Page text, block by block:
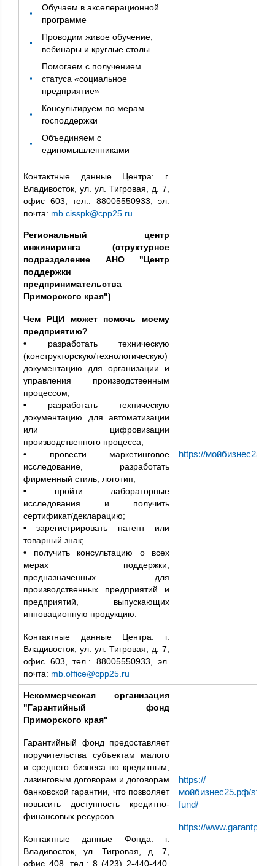
Обучаем в акселерационной
программе
Проводим живое обучение,
вебинары и круглые столы
Помогаем с получением
статуса «социальное
предприятие»
Консультируем по мерам
господдержки
Объединяем с
единомышленниками
Контактные данные Центра: г.
Владивосток, ул. ул. Тигровая, д. 7,
офис 603, тел.: 88005550933, эл.
почта: mb.cisspk@cpp25.ru
Региональный центр
инжиниринга (структурное
подразделение АНО "Центр
поддержки
предпринимательства
Приморского края")
Чем РЦИ может помочь моему
предприятию?
• разработать техническую
(конструкторскую/технологическую)
документацию для организации и
управления производственным
процессом;
• разработать техническую
документацию для автоматизации
или цифровизации
производственного процесса;
• провести маркетинговое
исследование, разработать
фирменный стиль, логотип;
• пройти лабораторные
исследования и получить
сертификат/декларацию;
• зарегистрировать патент или
товарный знак;
• получить консультацию о всех
мерах поддержки,
предназначенных для
производственных предприятий и
предприятий, выпускающих
инновационную продукцию.
Контактные данные Центра: г.
Владивосток, ул. ул. Тигровая, д. 7,
офис 603, тел.: 88005550933, эл.
почта: mb.office@cpp25.ru
https://
Некоммерческая организация
"Гарантийный фонд
Приморского края"
Гарантийный фонд предоставляет
поручительства субъектам малого
и среднего бизнеса по кредитным,
лизинговым договорам и договорам
банковской гарантии, что позволяет
повысить доступность кредитно-
финансовых ресурсов.
Контактные данные Фонда: г.
Владивосток, ул. Тигровая, д. 7,
офис 408, тел.: 8 (423) 2-440-440,
https://
мойбизнес25.рф/
fund/
https://